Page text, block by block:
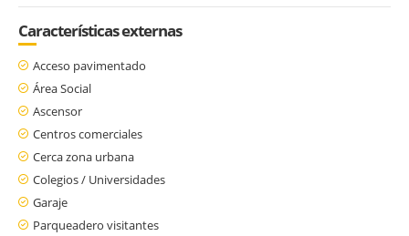
Características externas
Acceso pavimentado
Área Social
Ascensor
Centros comerciales
Cerca zona urbana
Colegios / Universidades
Garaje
Parqueadero visitantes